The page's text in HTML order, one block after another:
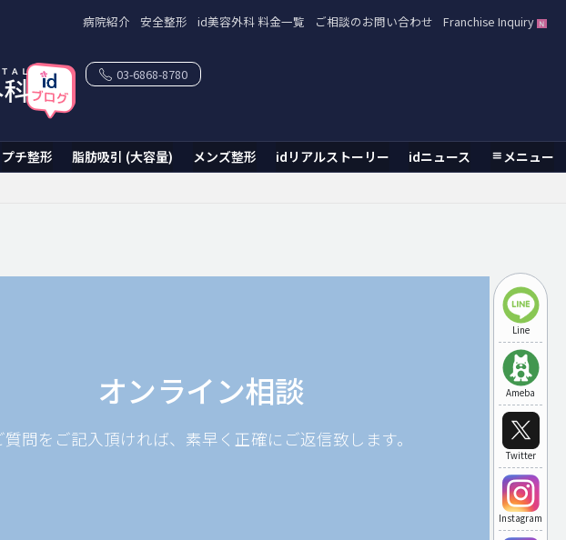
病院紹介 安全整形 id美容外科 料金一覧 ご相談のお問い合わせ Franchise Inquiry
プチ整形 脂肪吸引 (大容量) メンズ整形 idリアルストーリー idニュース メニュー
03-6868-8780
Line
Ameba
Twitter
Instagram
オンライン相談
質問をご記入頂ければ、素早く正確にご返信致します。